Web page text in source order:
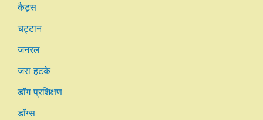
कैट्स
चट्टान
जनरल
जरा हटके
डॉग प्रशिक्षण
डॉग्स